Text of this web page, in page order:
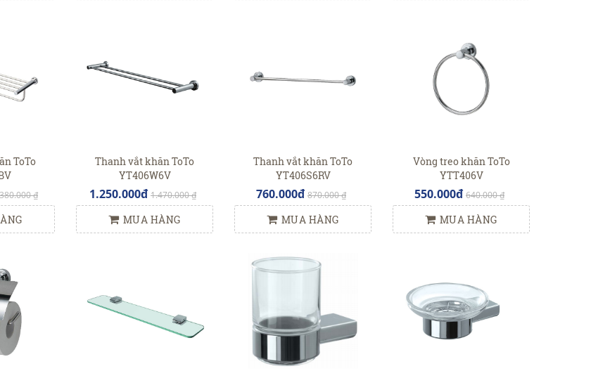
ToTo
₫
Thanh vắt khăn ToTo
YT406W6V
1.250.000đ 1.470.000 ₫
MUA HÀNG
Thanh vắt khăn ToTo
YT406S6RV
760.000đ 870.000 ₫
MUA HÀNG
Vòng treo khăn ToTo
YTT406V
550.000đ 640.000 ₫
MUA HÀNG